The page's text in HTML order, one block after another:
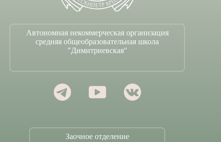
Автономная некоммерческая организация
средняя общеобразовательная школа
"Димитриевская"
Заочное отделение